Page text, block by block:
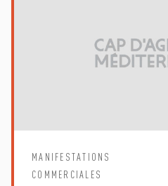
MANIFESTATIONS
COMMERCIALES